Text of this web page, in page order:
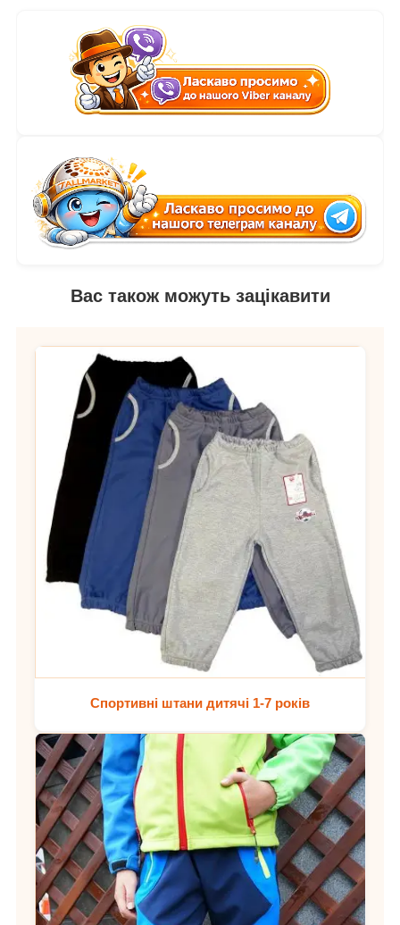
Вас також можуть зацікавити
Спортивні штани дитячі 1-7 років